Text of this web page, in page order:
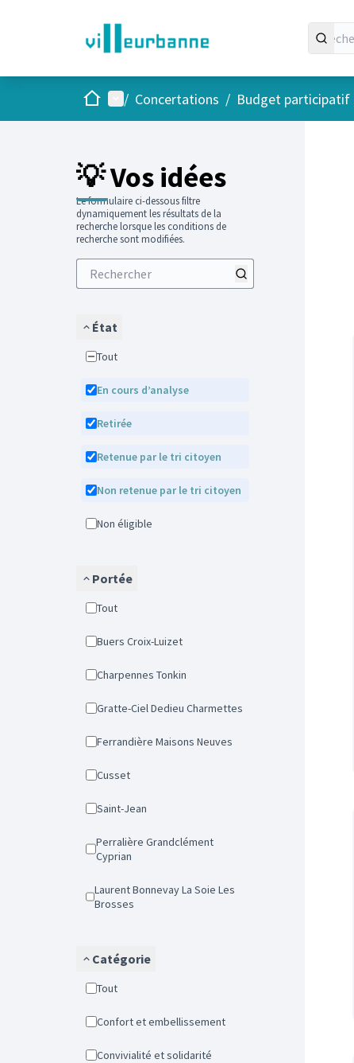
AccueilMenu principal
/ Concertations / Budget participatif
💡 Vos idées
Le formulaire ci-dessous filtre
dynamiquement les résultats de la
recherche lorsque les conditions de
recherche sont modifiées.
État
Tout
En cours d’analyse
Retirée
Retenue par le tri citoyen
Non retenue par le tri citoyen
Non éligible
Portée
Tout
Buers Croix-Luizet
Charpennes Tonkin
Gratte-Ciel Dedieu Charmettes
Ferrandière Maisons Neuves
Cusset
Saint-Jean
Perralière Grandclément
Cyprian
Laurent Bonnevay La Soie Les
Brosses
Catégorie
Tout
Confort et embellissement
Convivialité et solidarité